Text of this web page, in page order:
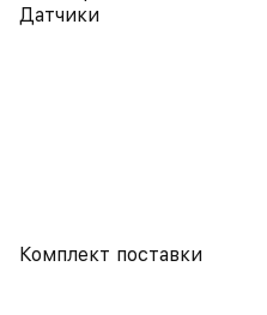
Датчики
Комплект поставки